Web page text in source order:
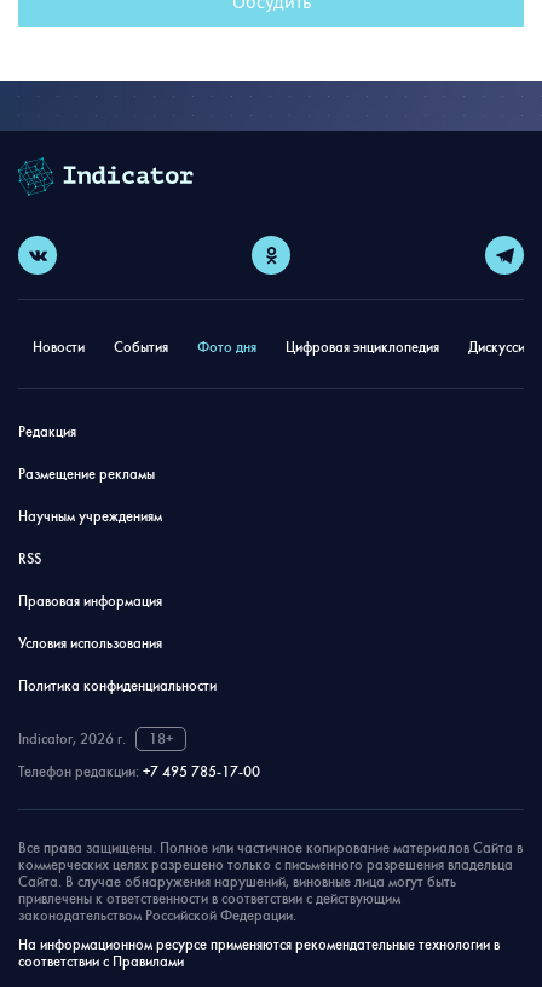
Новости События Фото дня Цифровая энциклопедия
Редакция
Размещение рекламы
Научным учреждениям
RSS
Правовая информация
Условия использования
Политика конфиденциальности
Indicator, 2026 г.
18+
Телефон редакции: +7 495 785-17-00
Все права защищены. Полное или частичное копирование материалов Сайта в
коммерческих целях разрешено только с письменного разрешения владельца
Сайта. В случае обнаружения нарушений, виновные лица могут быть
привлечены к ответственности в соответствии с действующим
законодательством Российской Федерации.
На информационном ресурсе применяются рекомендательные технологии в
соответствии с Правилами